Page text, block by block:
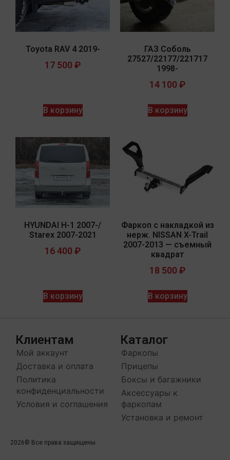
Toyota RAV 4 2019-
17 500 ₽
В корзину
ГАЗ Соболь
27527/22177/221717
1998-
14 100 ₽
В корзину
HYUNDAI H-1 2007-/
Starex 2007-2021
16 400 ₽
В корзину
Фаркоп с накладкой из
нерж. NISSAN X-Trail
2007-2013 — съемный
квадрат
18 500 ₽
В корзину
Клиентам
Мой аккаунт
Доставка и оплата
Политика
конфиденциальности
Условия и соглашения
Каталог
Фаркопы
Прицепы
Боксы и багажники
Аксессуары к
фаркопам
Установка и ремонт
2026© Все права защищены